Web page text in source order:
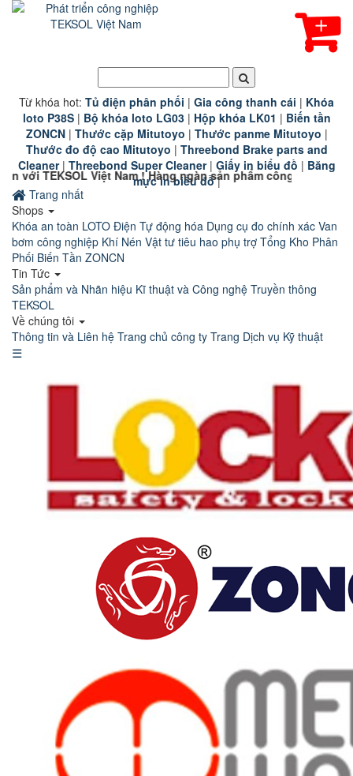
Từ khóa hot: Tủ điện phân phối | Gia công thanh cái | Khóa
loto P38S| Bộ khóa loto LG03| Hộp khóa LK01 | Biến tần
ZONCN| Thước cặp Mitutoyo | Thước panme Mitutoyo |
Thước đo độ cao Mitutoyo | Threebond Brake parts and
Cleaner| Threebond Super Cleaner| Giấy in biểu đồ | Băng
mực in biểu đồ |
Việt Nam ! Hàng ngàn sản phẩm công nghiệp chính hãng
Trang nhất
Shops
Khóa an toàn LOTO Điện Tự động hóa Dụng cụ đo chính xác Van
bơm công nghiệp Khí Nén Vật tư tiêu hao phụ trợ Tổng Kho Phân
Phối Biến Tần ZONCN
Tin Tức
Sản phẩm và Nhãn hiệu Kĩ thuật và Công nghệ Truyền thông
TEKSOL
Về chúng tôi
Thông tin và Liên hệ Trang chủ công ty Trang Dịch vụ Kỹ thuật
☰